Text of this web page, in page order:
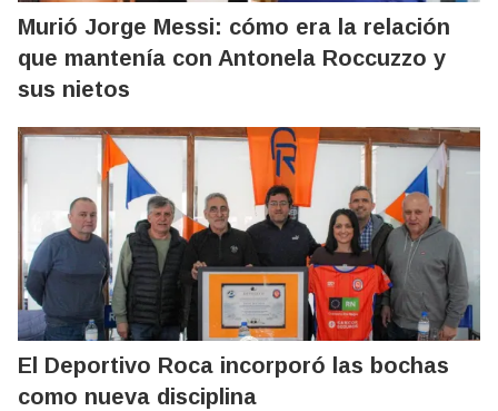
Murió Jorge Messi: cómo era la relación
que mantenía con Antonela Roccuzzo y
sus nietos
El Deportivo Roca incorporó las bochas
como nueva disciplina